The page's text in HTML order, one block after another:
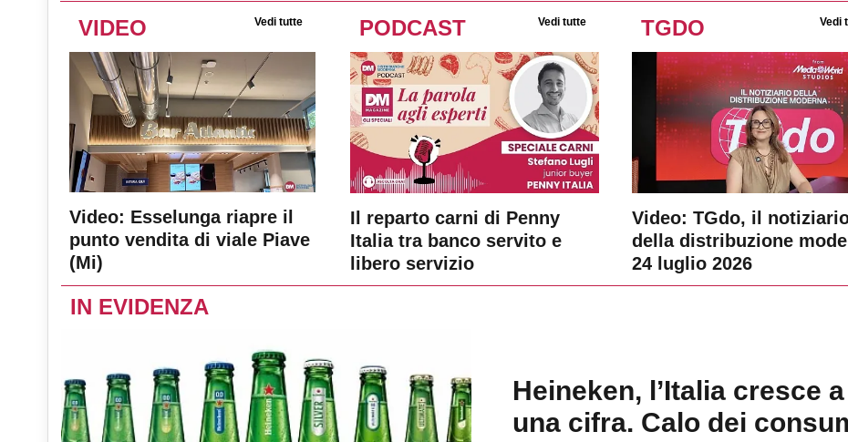
VIDEO Vedi tutte
Video: Esselunga riapre il
punto vendita di viale Piave
(Mi)
PODCAST Vedi tutte
Il reparto carni di Penny
Italia tra banco servito e
libero servizio
TGDO Vedi
Video: TGdo, il
della distribuzione
24 luglio 2026
IN EVIDENZA
Heineken, l’Italia cresce a
una cifra. Calo dei